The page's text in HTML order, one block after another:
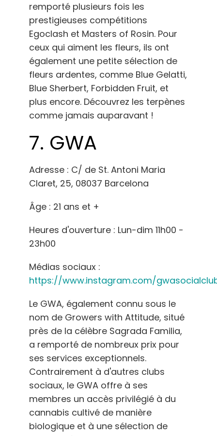
remporté plusieurs fois les
prestigieuses compétitions
Egoclash et Masters of Rosin. Pour
ceux qui aiment les fleurs, ils ont
également une petite sélection de
fleurs ardentes, comme Blue Gelatti,
Blue Sherbert, Forbidden Fruit, et
plus encore. Découvrez les terpènes
comme jamais auparavant !
7. GWA
Adresse : C/ de St. Antoni Maria
Claret, 25, 08037 Barcelona
Âge : 21 ans et +
Heures d'ouverture : Lun-dim 11h00 -
23h00
Médias sociaux :
https://www.instagram.com/
Le GWA, également connu sous le
nom de Growers with Attitude, situé
près de la célèbre Sagrada Familia,
a remporté de nombreux prix pour
ses services exceptionnels.
Contrairement à d'autres clubs
sociaux, le GWA offre à ses
membres un accès privilégié à du
cannabis cultivé de manière
biologique et à une sélection de